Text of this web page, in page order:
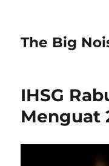
The Big
IHSG
Menguat